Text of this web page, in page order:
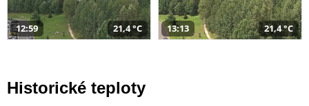
12:59 21,4 °C 13:13 21,4 °C
Historické teploty